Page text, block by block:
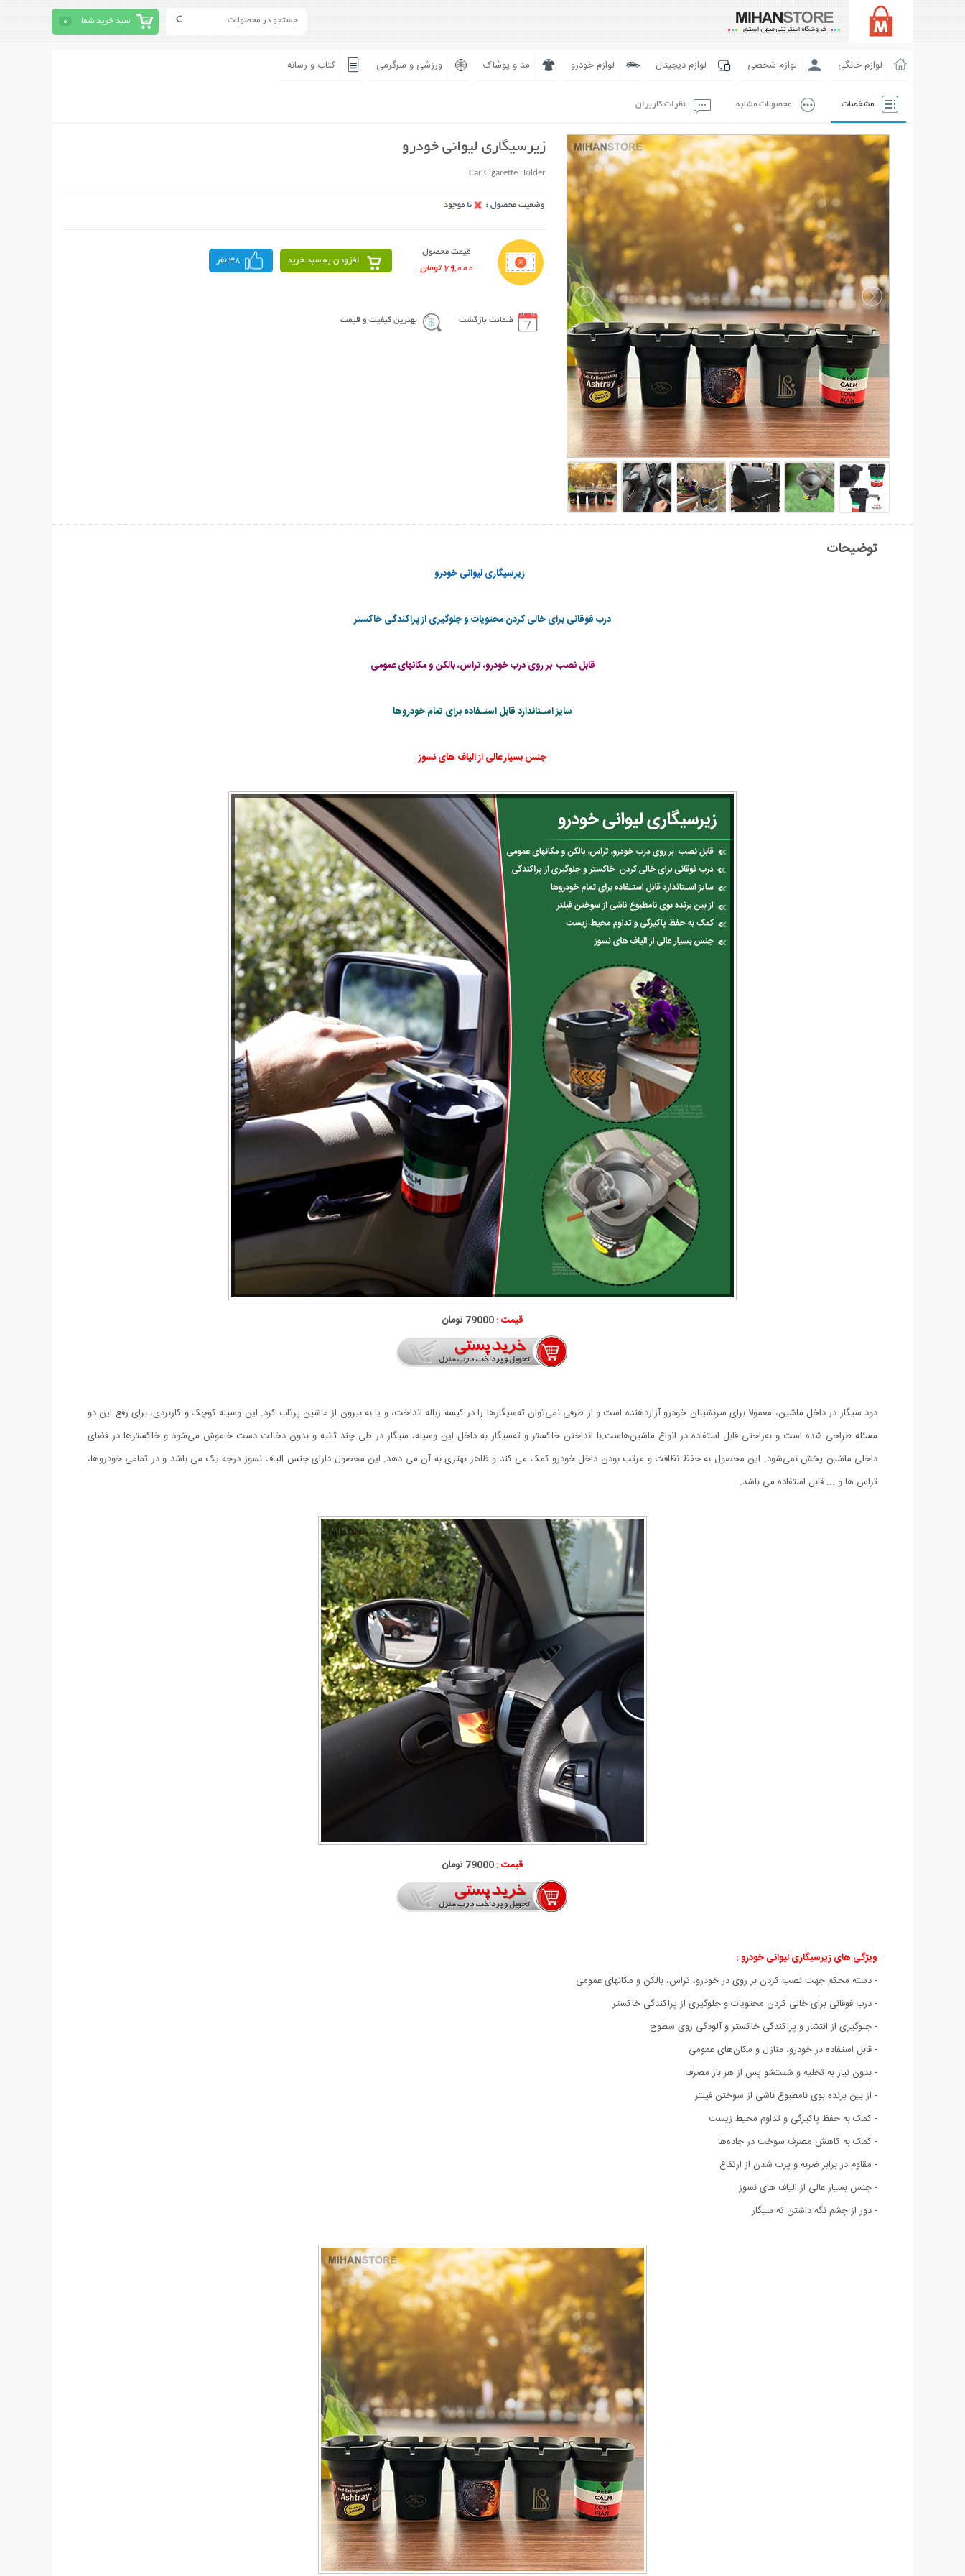
سبد خرید شما 0
لوازم خانگی لوازم شخصی لوازم دیجیتال لوازم خودرو مد و پوشاک ورزشی و سرگرمی کتاب و رسانه
مشخصات محصولات مشابه نظرات کاربران
زیرسیگاری لیوانی خودرو
Car Cigarette Holder
قیمت محصول
79,000 تومان
افزودن به سبد خرید 38 نفر
ضمانت بازگشت بهترین کیفیت و قیمت
توضیحات
زیرسیگاری لیوانی خودرو
درب فوقانی برای خالی کردن محتویات و جلوگیری از پراکندگی خاکستر
قابل نصب بر روی درب خودرو، تراس، بالکن و مکانهای عمومی
سایز اسـتاندارد قابل استـفاده برای تمام خودروها
جنس بسیار عالی از الیاف های نسوز
قیمت :79000 تومان
دود سیگار در داخل ماشین، معمولا برای سرنشینان خودرو آزاردهنده است و از طرفی نمی‌توان ته‌سیگارها را در کیسه زباله انداخت، و یا به بیرون از ماشین پرتاب کرد. این وسیله کوچک و کاربردی، برای رفع این دو
مسئله طراحی شده است و به‌راحتی قابل استفاده در انواع ماشین‌هاست.با انداختن خاکستر و ته‌سیگار به داخل این وسیله، سیگار در طی چند ثانیه و بدون دخالت دست خاموش می‌شود و خاکسترها در فضای
داخلی ماشین پخش نمی‌شود. این محصول به حفظ نظافت و مرتب بودن داخل خودرو کمک می کند و ظاهر بهتری به آن می دهد. این محصول دارای جنس الیاف نسوز درجه یک می باشد و در تمامی خودروها،
تراس ها و ... قابل استفاده می باشد.
قیمت :79000 تومان
ویژگی های زیرسیگاری لیوانی خودرو :
- دسته محکم جهت نصب کردن بر روی در خودرو، تراس، بالکن و مکانهای عمومی
- درب فوقانی برای خالی کردن محتویات و جلوگیری از پراکندگی خاکستر
- جلوگیری از انتشار و پراکندگی خاکستر و آلودگی روی سطوح
- قابل استفاده در خودرو، منازل و مکان‌های عمومی
- بدون نیاز به تخلیه و شستشو پس از هر بار مصرف
- از بین برنده بوی نامطبوع ناشی از سوختن فیلتر
- کمک به حفظ پاکیزگی و تداوم محیط زیست
- کمک به کاهش مصرف سوخت در جاده‌ها
- مقاوم در برابر ضربه و پرت شدن از ارتفاع
- جنس بسیار عالی از الیاف های نسوز
- دور از چشم نگه داشتن ته سیگار